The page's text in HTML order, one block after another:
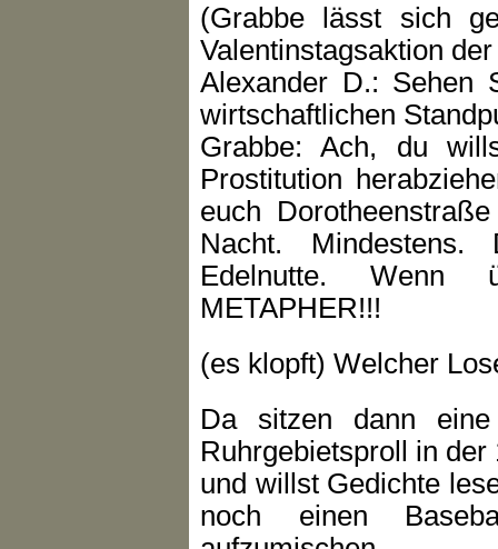
(Grabbe lässt sich
Valentinstagsaktion
Alexander D.: Sehen
wirtschaftlichen
Grabbe: Ach, du
Prostitution
euch
Nacht.
Edelnutte. Wenn
METAPHER!!!
(es klopft) Welcher
Da sitzen dann
Ruhrgebietsproll in
und willst Gedichte
noch einen